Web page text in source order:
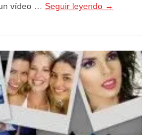
vídeo … Seguir leyendo →